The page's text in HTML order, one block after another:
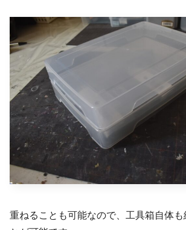
重ねることも可能なので、工具箱自体も